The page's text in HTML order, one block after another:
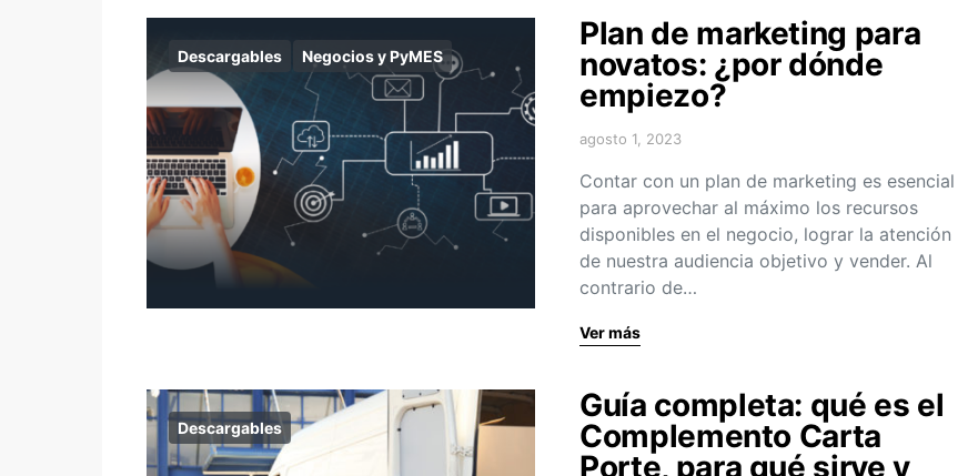
Descargables Negocios y PyMES
Plan de marketing para
novatos: ¿por dónde
empiezo?
agosto 1, 2023
Contar con un plan de marketing es esencial
para aprovechar al máximo los recursos
disponibles en el negocio, lograr la atención
de nuestra audiencia objetivo y vender. Al
contrario de…
Ver más
Descargables
Guía completa: qué es el
Complemento Carta
Porte, para qué sirve y